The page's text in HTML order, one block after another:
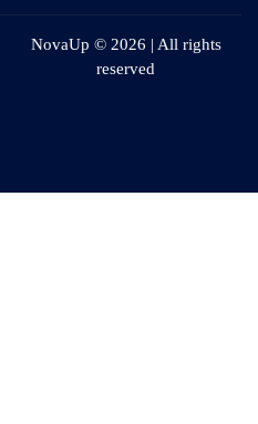
NovaUp © 2026 | All rights
reserved